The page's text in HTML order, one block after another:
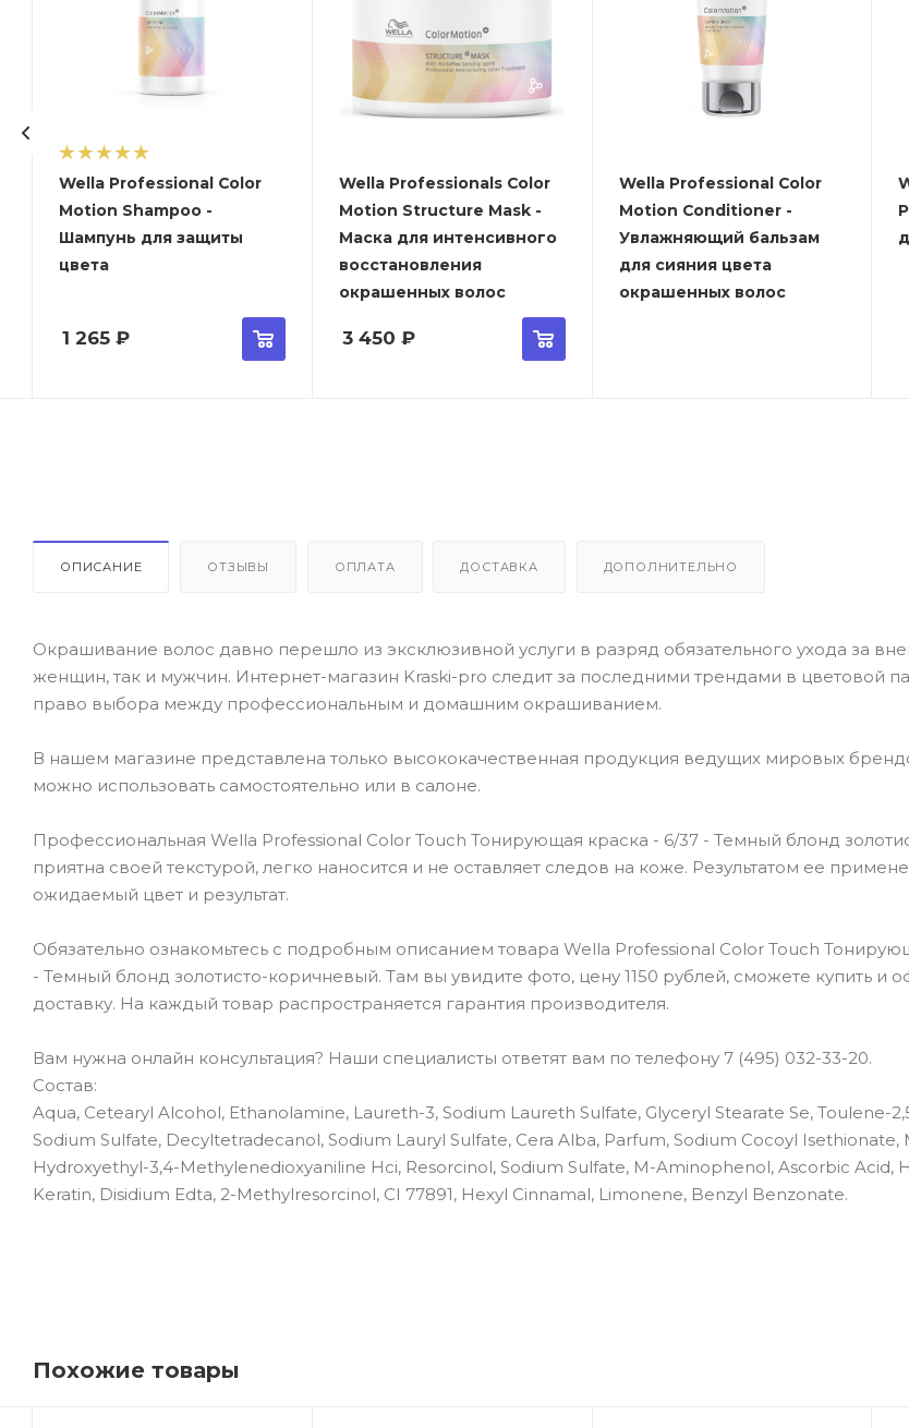
Wella Professional Color
Motion Shampoo -
Шампунь для защиты
цвета
1 265₽
Wella Professionals Color
Motion Structure Mask -
Маска для интенсивного
восстановления
окрашенных волос
3 450 ₽
Wella Professional Color
Motion Conditioner -
Увлажняющий бальзам
для сияния цвета
окрашенных волос
ОПИСАНИЕ ОТЗЫВЫ ОПЛАТА ДОСТАВКА ДОПОЛНИТЕЛЬНО
Окрашивание волос давно перешло из эксклюзивной услуги в разряд обязательного ухода за
женщин, так и мужчин. Интернет-магазин Kraski-pro следит за последними трендами в цветовой
право выбора между профессиональным и домашним окрашиванием.
В нашем магазине представлена только высококачественная продукция ведущих мировых
можно использовать самостоятельно или в салоне.
Профессиональная Wella Professional Color Touch Тонирующая краска - 6/37 - Темный блонд
приятна своей текстурой, легко наносится и не оставляет следов на коже. Результатом ее
ожидаемый цвет и результат.
Обязательно ознакомьтесь с подробным описанием товара Wella Professional Color Touch
- Темный блонд золотисто-коричневый. Там вы увидите фото, цену 1150 рублей, сможете купить и
доставку. На каждый товар распространяется гарантия производителя.
Вам нужна онлайн консультация? Наши специалисты ответят вам по телефону 7 (495) 032-33-20.
Состав:
Aqua, Cetearyl Alcohol, Ethanolamine, Laureth-3, Sodium Laureth Sulfate, Glyceryl Stearate Se, Toulene-
Sodium Sulfate, Decyltetradecanol, Sodium Lauryl Sulfate, Cera Alba, Parfum, Sodium Cocoyl Isethionate,
Hydroxyethyl-3,4-Methylenedioxyaniline Hci, Resorcinol, Sodium Sulfate, M-Aminophenol, Ascorbic Acid,
Keratin, Disidium Edta, 2-Methylresorcinol, CI 77891, Hexyl Cinnamal, Limonene, Benzyl Benzonate.
Похожие товары